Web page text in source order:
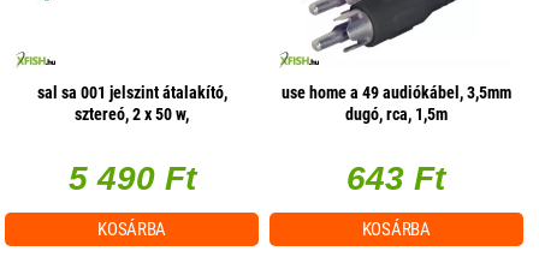
sal sa 001 jelszint átalakító,
sztereó, 2 x 50 w,
5 490 Ft
KOSÁRBA
use home a 49 audiókábel, 3,5mm
dugó, rca, 1,5m
643 Ft
KOSÁRBA